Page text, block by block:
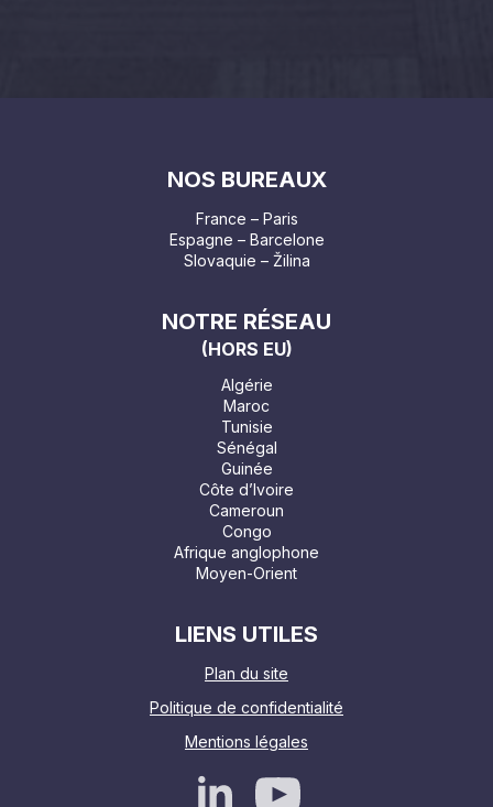
NOS BUREAUX
France – Paris
Espagne – Barcelone
Slovaquie – Žilina
NOTRE RÉSEAU
(HORS EU)
Algérie
Maroc
Tunisie
Sénégal
Guinée
Côte d’Ivoire
Cameroun
Congo
Afrique anglophone
Moyen-Orient
LIENS UTILES
Plan du site
Politique de confidentialité
Mentions légales